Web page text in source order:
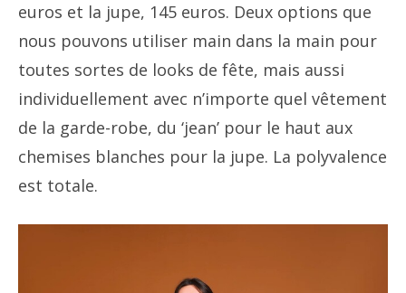
euros et la jupe, 145 euros. Deux options que
nous pouvons utiliser main dans la main pour
toutes sortes de looks de fête, mais aussi
individuellement avec n’importe quel vêtement
de la garde-robe, du ‘jean’ pour le haut aux
chemises blanches pour la jupe. La polyvalence
est totale.